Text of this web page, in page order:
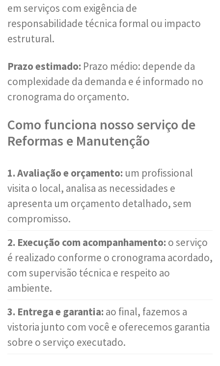
em serviços com exigência de
responsabilidade técnica formal ou impacto
estrutural.
Prazo estimado: Prazo médio: depende da
complexidade da demanda e é informado no
cronograma do orçamento.
Como funciona nosso serviço de
Reformas e Manutenção
1. Avaliação e orçamento: um profissional
visita o local, analisa as necessidades e
apresenta um orçamento detalhado, sem
compromisso.
2. Execução com acompanhamento: o serviço
é realizado conforme o cronograma acordado,
com supervisão técnica e respeito ao
ambiente.
3. Entrega e garantia: ao final, fazemos a
vistoria junto com você e oferecemos garantia
sobre o serviço executado.